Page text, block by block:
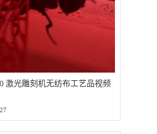
激光雕刻机无纺布工艺品视频